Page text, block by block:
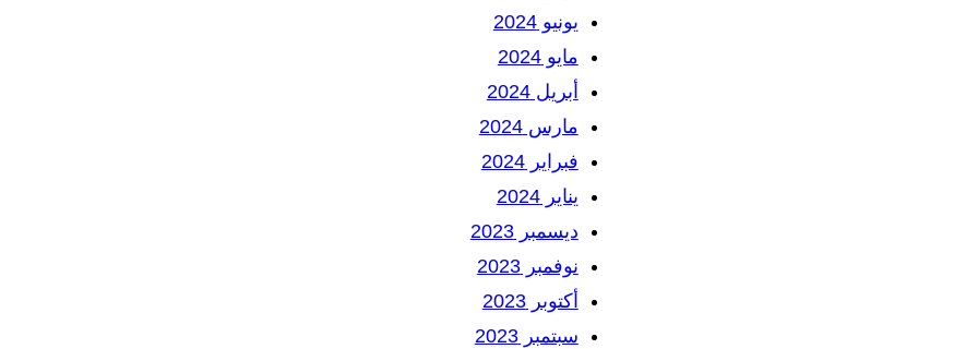
يونيو 2024
مايو 2024
أبريل 2024
مارس 2024
فبراير 2024
يناير 2024
ديسمبر 2023
نوفمبر 2023
أكتوبر 2023
سبتمبر 2023